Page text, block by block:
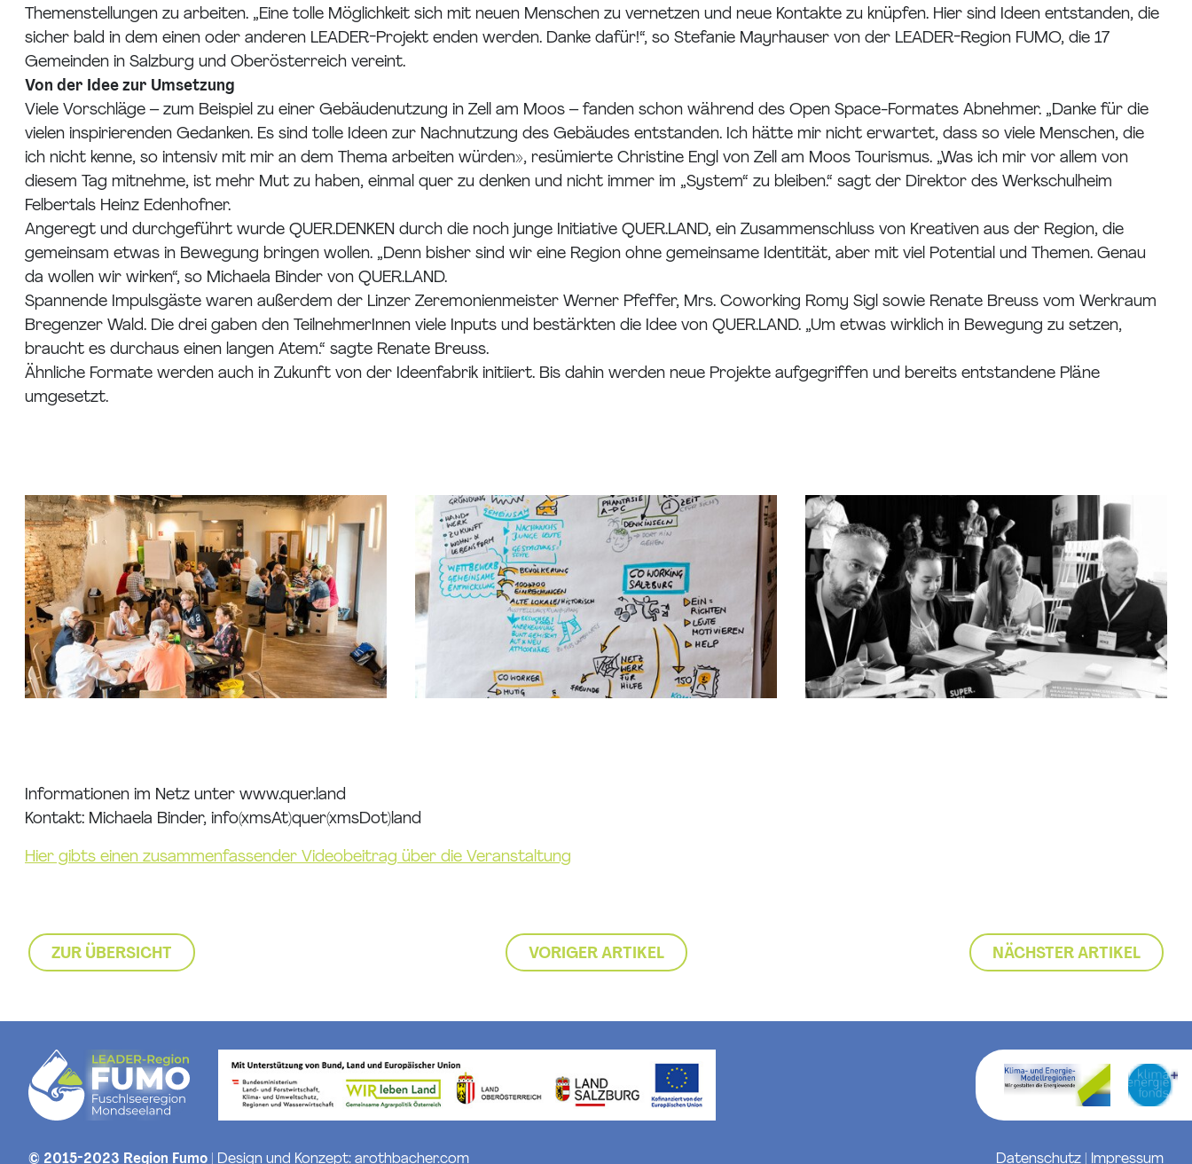
Themenstellungen zu arbeiten. „Eine tolle Möglichkeit sich mit neuen Menschen zu vernetzen und neue Kontakte zu knüpfen. Hier sind Ideen entstanden, die
sicher bald in dem einen oder anderen LEADER-Projekt enden werden. Danke dafür!“, so Stefanie Mayrhauser von der LEADER-Region FUMO, die 17
Gemeinden in Salzburg und Oberösterreich vereint.
Von der Idee zur Umsetzung
Viele Vorschläge – zum Beispiel zu einer Gebäudenutzung in Zell am Moos – fanden schon während des Open Space-Formates Abnehmer. „Danke für die
vielen inspirierenden Gedanken. Es sind tolle Ideen zur Nachnutzung des Gebäudes entstanden. Ich hätte mir nicht erwartet, dass so viele Menschen, die
ich nicht kenne, so intensiv mit mir an dem Thema arbeiten würden», resümierte Christine Engl von Zell am Moos Tourismus. „Was ich mir vor allem von
diesem Tag mitnehme, ist mehr Mut zu haben, einmal quer zu denken und nicht immer im „System“ zu bleiben.“ sagt der Direktor des Werkschulheim
Felbertals Heinz Edenhofner.
Angeregt und durchgeführt wurde QUER.DENKEN durch die noch junge Initiative QUER.LAND, ein Zusammenschluss von Kreativen aus der Region, die
gemeinsam etwas in Bewegung bringen wollen. „Denn bisher sind wir eine Region ohne gemeinsame Identität, aber mit viel Potential und Themen. Genau
da wollen wir wirken“, so Michaela Binder von QUER.LAND.
Spannende Impulsgäste waren außerdem der Linzer Zeremonienmeister Werner Pfeffer, Mrs. Coworking Romy Sigl sowie Renate Breuss vom Werkraum
Bregenzer Wald. Die drei gaben den TeilnehmerInnen viele Inputs und bestärkten die Idee von QUER.LAND. „Um etwas wirklich in Bewegung zu setzen,
braucht es durchaus einen langen Atem.“ sagte Renate Breuss.
Ähnliche Formate werden auch in Zukunft von der Ideenfabrik initiiert. Bis dahin werden neue Projekte aufgegriffen und bereits entstandene Pläne
umgesetzt.
Informationen im Netz unter www.quer.land
Kontakt: Michaela Binder, info(xmsAt)quer(xmsDot)land
Hier gibts einen zusammenfassender Videobeitrag über die Veranstaltung
ZUR ÜBERSICHT VORIGER ARTIKEL NÄCHSTER ARTIKEL
© 2015-2023 Region Fumo | Design und Konzept: arothbacher.com Datenschutz Impressum